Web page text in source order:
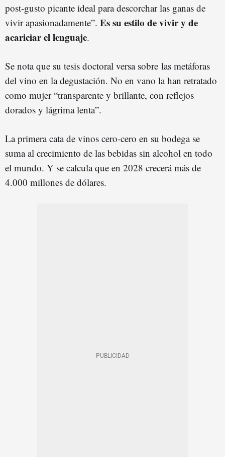
post-gusto picante ideal para descorchar las ganas de
vivir apasionadamente”. Es su estilo de vivir y de
acariciar el lenguaje.
Se nota que su tesis doctoral versa sobre las metáforas
del vino en la degustación. No en vano la han retratado
como mujer “transparente y brillante, con reflejos
dorados y lágrima lenta”.
La primera cata de vinos cero-cero en su bodega se
suma al crecimiento de las bebidas sin alcohol en todo
el mundo. Y se calcula que en 2028 crecerá más de
4.000 millones de dólares.